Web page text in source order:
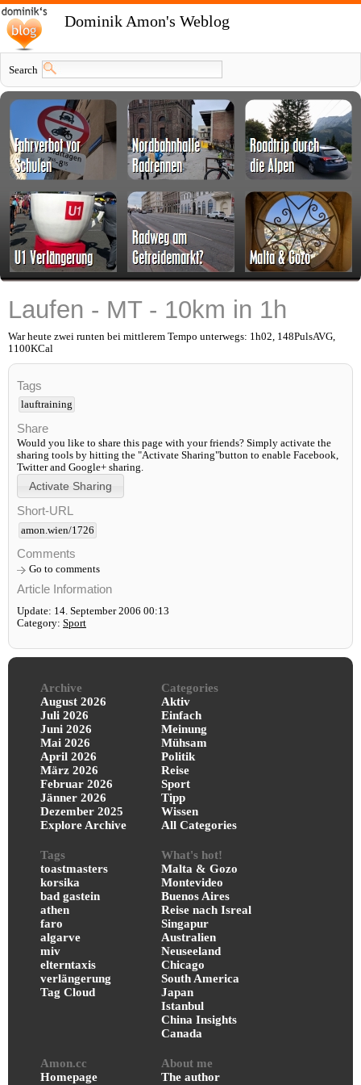
Dominik Amon's Weblog
Search
Laufen - MT - 10km in 1h
War heute zwei runten bei mittlerem Tempo unterwegs: 1h02, 148PulsAVG,
1100KCal
Tags
lauftraining
Share
Would you like to share this page with your friends? Simply activate the
sharing tools by hitting the "Activate Sharing"button to enable Facebook,
Twitter and Google+ sharing.
Short-URL
amon.wien/1726
Comments
Go to comments
Article Information
Update: 14. September 2006 00:13
Category: Sport
Archive
August 2026
Juli 2026
Juni 2026
Mai 2026
April 2026
März 2026
Februar 2026
Jänner 2026
Dezember 2025
Explore Archive
Categories
Aktiv
Einfach
Meinung
Mühsam
Politik
Reise
Sport
Tipp
Wissen
All Categories
Tags
toastmasters
korsika
bad gastein
athen
faro
algarve
miv
elterntaxis
verlängerung
Tag Cloud
What's hot!
Malta & Gozo
Montevideo
Buenos Aires
Reise nach Isreal
Singapur
Australien
Neuseeland
Chicago
South America
Japan
Istanbul
China Insights
Canada
Amon.cc
Homepage
About me
The author